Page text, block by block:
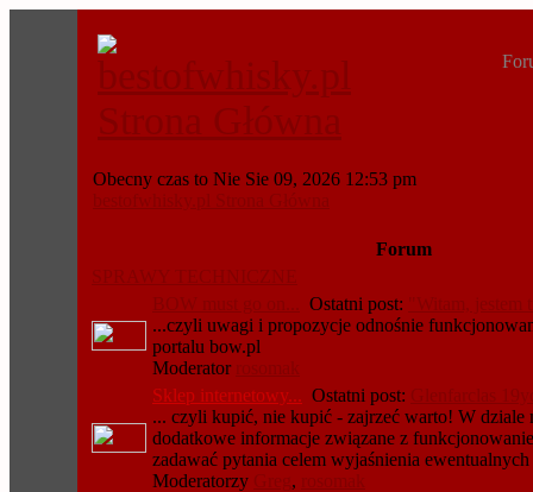
Obecny czas to Nie Sie 09, 2026 12:53 pm
bestofwhisky.pl Strona Główna
Forum
SPRAWY TECHNICZNE
BOW must go on...
Ostatni post: "Witam, jestem
...czyli uwagi i propozycje odnośnie
portalu bow.pl
Moderator rosomak
Sklep internetowy... Ostatni post: Glenfarclas
... czyli kupić, nie kupić - zajrzeć warto! W dziale
dodatkowe informacje związane z
zadawać pytania celem wyjaśnienia
Moderatorzy Greg,
rosomak